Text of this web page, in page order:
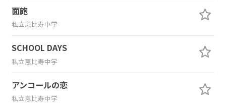
面皰
私立恵比寿中学
SCHOOL DAYS
私立恵比寿中学
アンコールの恋
私立恵比寿中学